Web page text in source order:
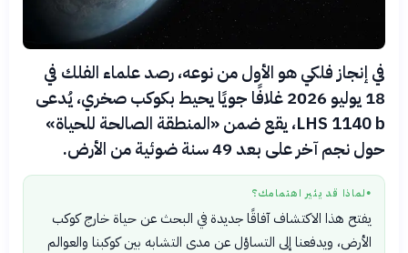
في إنجاز فلكي هو الأول من نوعه، رصد علماء الفلك في
18 يوليو 2026 غلافًا جويًا يحيط بكوكب صخري، يُدعى
LHS 1140 b، يقع ضمن «المنطقة الصالحة للحياة»
حول نجم آخر على بعد 49 سنة ضوئية من الأرض.
● لماذا قد يثير اهتمامك؟
يفتح هذا الاكتشاف آفاقًا جديدة في البحث عن حياة خارج كوكب
الأرض، ويدفعنا إلى التساؤل عن مدى التشابه بين كوكبنا والعوالم